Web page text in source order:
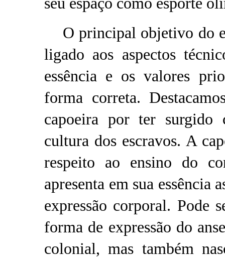
O principal objetivo do
ligado aos aspectos
essência e os valores
forma correta.
capoeira por ter surgido
cultura dos escravos. A
respeito ao ensino do
apresenta em sua essência
expressão corporal. Pode
forma de expressão do
colonial, mas também